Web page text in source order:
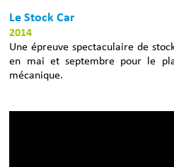
Le Stock Car
2014
Une épreuve spectaculaire de
en mai et septembre pour le
mécanique.